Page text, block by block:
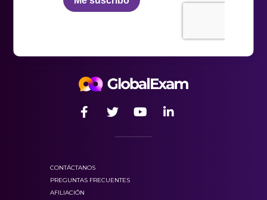
CONTÁCTANOS
PREGUNTAS FRECUENTES
AFILIACIÓN